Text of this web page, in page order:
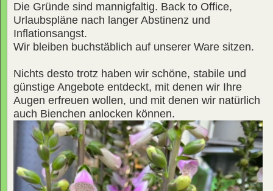
Die Gründe sind mannigfaltig. Back to Office,
Urlaubspläne nach langer Abstinenz und
Inflationsangst.
Wir bleiben buchstäblich auf unserer Ware sitzen.
Nichts desto trotz haben wir schöne, stabile und
günstige Angebote entdeckt, mit denen wir Ihre
Augen erfreuen wollen, und mit denen wir natürlich
auch Bienchen anlocken können.